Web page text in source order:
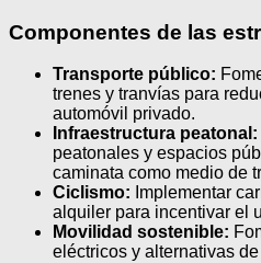
Componentes de las
Transporte público:
trenes y tranvías para
automóvil privado.
Infraestructura peatonal:
peatonales y espacios
caminata como medio de
Ciclismo: Implementar
alquiler para incentivar el
Movilidad sostenible:
eléctricos y alternativas